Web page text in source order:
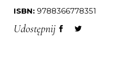
ISBN: 9788366778351
Udostępnij